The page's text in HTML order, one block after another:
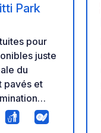
Park
pour
juste
du
pavés et
et noires.
en